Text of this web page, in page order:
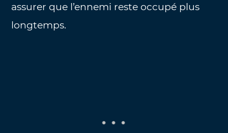
assurer que l’ennemi reste occupé plus
longtemps.